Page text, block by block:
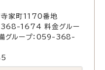
家町1170番地
368-1674 料金グルー
ループ：059-368-